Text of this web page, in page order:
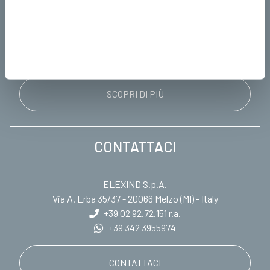
SCOPRI DI PIÙ
CONTATTACI
ELEXIND S.p.A.
Via A. Erba 35/37 - 20066 Melzo (MI) - Italy
+39 02 92.72.151 r.a.
+39 342 3955974
CONTATTACI